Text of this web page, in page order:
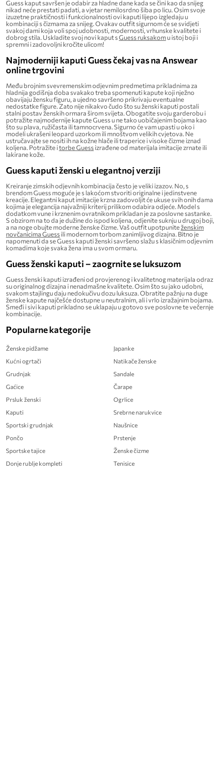
Guess kaput savršen je odabir za hladne dane kada se čini kao da snijeg
nikad neće prestati padati, a vjetar nemilosrdno šiba po licu. Osim svoje
izuzetne praktičnosti i funkcionalnosti ovi kaputi lijepo izgledaju u
kombinaciji s čizmama za snijeg. Ovakav outfit sigurnom će se svidjeti
svakoj dami koja voli spoj udobnosti, modernosti, vrhunske kvalitete i
dobrog stila. Uskladite svoj novi kaput sGuess ruksakomu istoj boji i
spremni i zadovoljni kročite ulicom!
Najmoderniji kaputi Guess čekaj vas na Answear
online trgovini
Među brojnim svevremenskim odjevnim predmetima prikladnima za
hladnija godišnja doba svakako treba spomenuti kapute koji nježno
obavijaju žensku figuru, a ujedno savršeno prikrivaju eventualne
nedostatke figure. Zato nije nikakvo čudo što su ženski kaputi postali
stalni postav ženskih ormara širom svijeta. Obogatite svoju garderobu i
potražite najmodernije kapute Guess u ne tako uobičajenim bojama kao
što su plava, ružičasta ili tamnocrvena. Sigurno će vam upasti u oko i
modeli ukrašeni leopard uzorkom ili mnoštvom velikih cvjetova. Ne
ustručavajte se nositi ih na kožne hlače ili traperice i visoke čizme iznad
koljena. Potražite itorbe Guessizrađene od materijala imitacije zrnate ili
lakirane kože.
Guess kaputi ženski u elegantnoj verziji
Kreiranje zimskih odjevnih kombinacija često je veliki izazov. No, s
brendom Guess moguće je s lakoćom stvoriti originalne i jedinstvene
kreacije. Elegantni kaput imitacije krzna zadovoljit će ukuse svih onih dama
kojima je elegancija najvažniji kriterij prilikom odabira odjeće. Model s
dodatkom vune i krznenim ovratnikom prikladan je za poslovne sastanke.
S obzirom na to da je dužine do ispod koljena, odjenite suknju u drugoj boji,
a na noge obujte moderne ženske čizme. Vaš outfit upotpuniteženskim
novčanicima Guessili modernom torbom zanimljivog dizajna. Bitno je
napomenuti da se Guess kaputi ženski savršeno slažu s klasičnim odjevnim
komadima koje svaka žena ima u svom ormaru.
Guess ženski kaputi – zaogrnite se luksuzom
Guess ženski kaputi izrađeni od provjerenog i kvalitetnog materijala odraz
su originalnog dizajna i nenadmašne kvalitete. Osim što su jako udobni,
svakom stajlingu daju nedokučivu dozu luksuza. Obratite pažnju na duge
ženske kapute najčešće dostupne u neutralnim, ali i vrlo izražajnim bojama.
Smeđi i sivi kaputi prikladno se uklapaju u gotovo sve poslovne te večernje
kombinacije.
Popularne kategorije
Ženske pidžame
Kućni ogrtači
Grudnjak
Gaćice
Prsluk ženski
Kaputi
Sportski grudnjak
Pončo
Sportske tajice
Donje rublje kompleti
Japanke
Natikače ženske
Sandale
Čarape
Ogrlice
Srebrne narukvice
Naušnice
Prstenje
Ženske čizme
Tenisice